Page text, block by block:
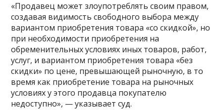
«Продавец может злоупотреблять своим правом,
создавая видимость свободного выбора между
вариантом приобретения товара «со скидкой», но
при необходимости приобретения на
обременительных условиях иных товаров, работ,
услуг, и вариантом приобретения товара «без
скидки» по цене, превышающей рыночную, в то
время как приобретение товара на рыночных
условиях у этого продавца покупателю
недоступно», — указывает суд.